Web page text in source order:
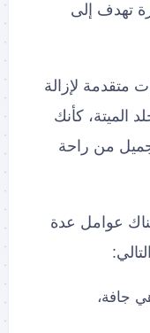
تهدف إلى
متقدمة لإزالة
الميتة، كأنك
من راحة
عوامل عدة
جافة،